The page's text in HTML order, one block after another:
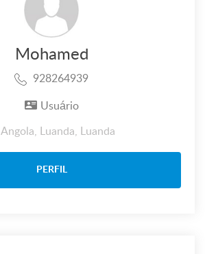
Mohamed
928264939
Usuário
Angola, Luanda, Luanda
PERFIL